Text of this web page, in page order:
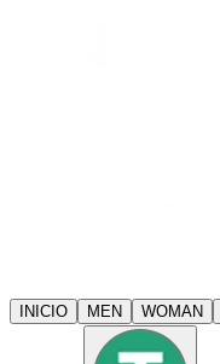
INICIO MEN WOMAN